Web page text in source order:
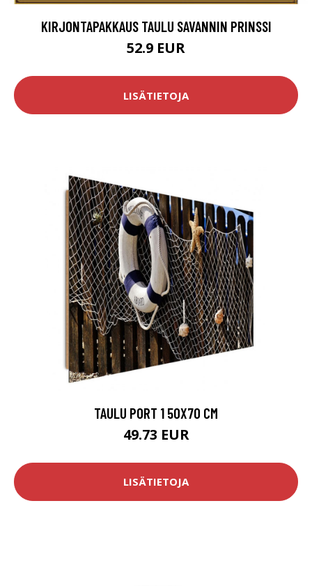
KIRJONTAPAKKAUS TAULU SAVANNIN PRINSSI
52.9 EUR
LISÄTIETOJA
TAULU PORT 1 50X70 CM
49.73 EUR
LISÄTIETOJA